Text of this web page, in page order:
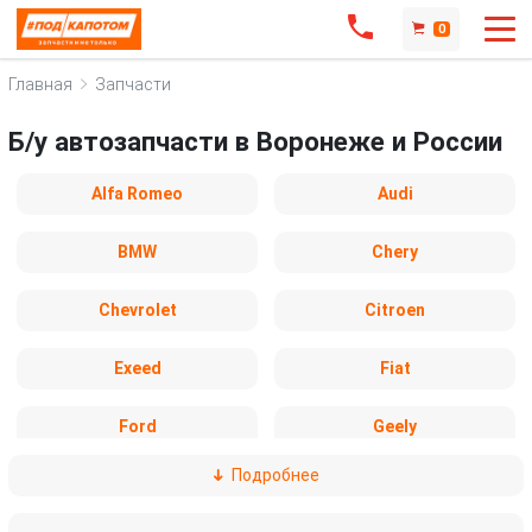
0
Главная Запчасти
Б/у автозапчасти в Воронеже и России
Alfa Romeo Audi
BMW Chery
Chevrolet Citroen
Exeed Fiat
Ford Geely
Подробнее